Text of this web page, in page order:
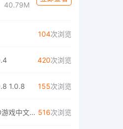
40.79M
104次浏览
420次浏览
1.0.8 155次浏览
汽车模拟器真实驾驶3D游戏中文手机版 v1.1 516次浏览